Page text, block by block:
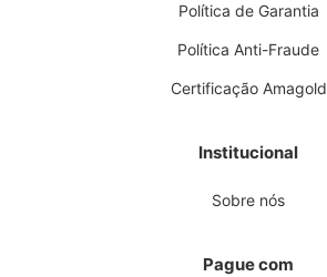
Política de Garantia
Política Anti-Fraude
Certificação Amagold
Institucional
Sobre nós
Pague com